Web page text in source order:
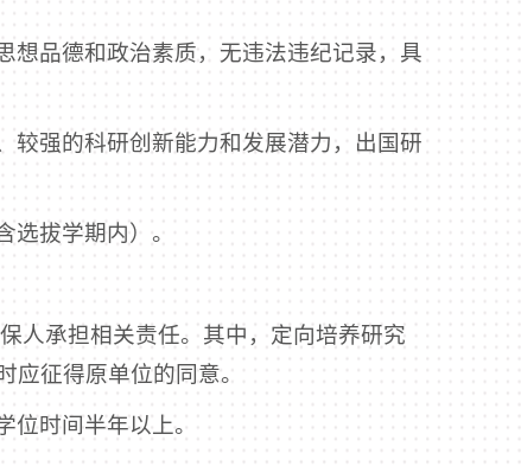
想品德和政治素质，无违法违纪记录，具
较强的科研创新能力和发展潜力，出国研
选拔学期内）。
人承担相关责任。其中，定向培养研究
征得原单位的同意。
位时间半年以上。